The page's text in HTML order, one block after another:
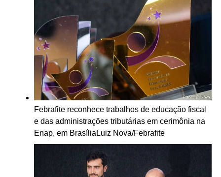
Febrafite reconhece trabalhos de educação fiscal
e das administrações tributárias em cerimônia na
Enap, em Brasília Luiz Nova/Febrafite